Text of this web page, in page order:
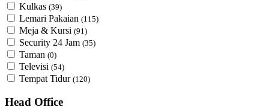
Kulkas (39)
Lemari Pakaian (115)
Meja & Kursi (91)
Security 24 Jam (35)
Taman (0)
Televisi (54)
Tempat Tidur (120)
Head Office